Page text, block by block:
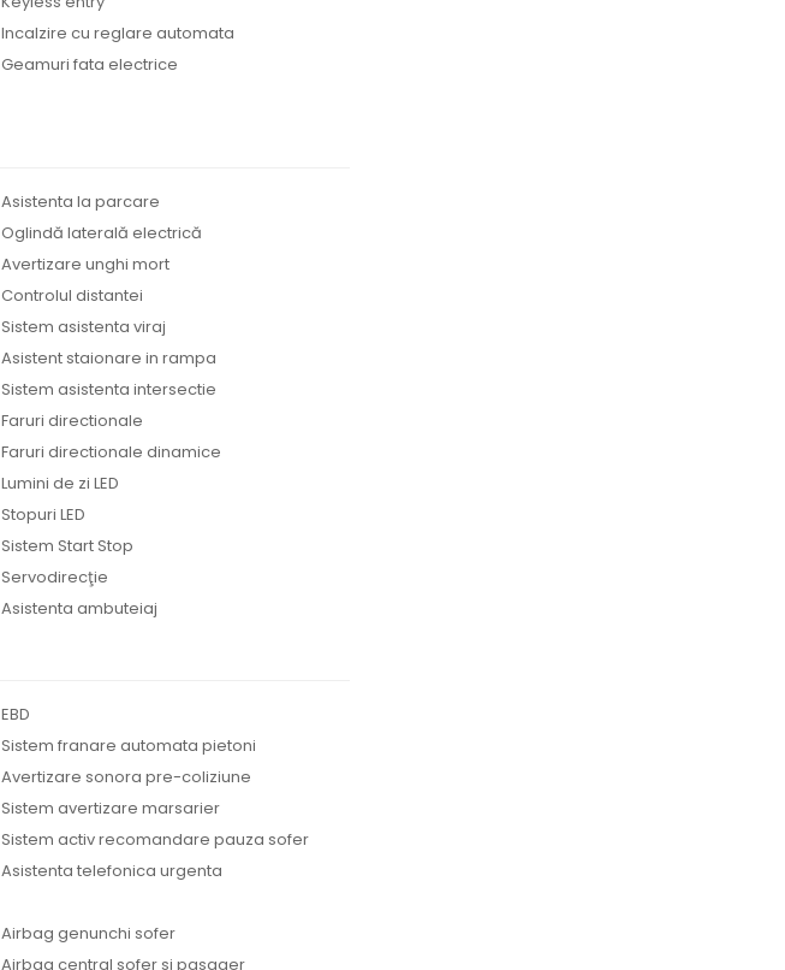
Incalzire cu reglare automata
Geamuri fata electrice
Asistenta la parcare
Oglindă laterală electrică
Avertizare unghi mort
Controlul distantei
Sistem asistenta viraj
Asistent staionare in rampa
Sistem asistenta intersectie
Faruri directionale
Faruri directionale dinamice
Lumini de zi LED
Stopuri LED
Sistem Start Stop
Servodirecţie
Asistenta ambuteiaj
EBD
Sistem franare automata pietoni
Avertizare sonora pre-coliziune
Sistem avertizare marsarier
Sistem activ recomandare pauza sofer
Asistenta telefonica urgenta
Airbag genunchi sofer
Airbag central sofer si pasager